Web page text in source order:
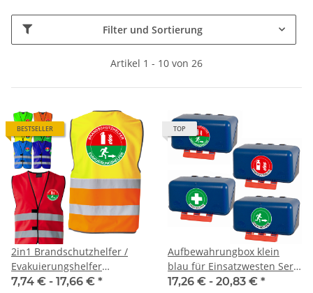
Filter und Sortierung
Artikel 1 - 10 von 26
BESTSELLER
2in1 Brandschutzhelfer /
Evakuierungshelfer
Standard Warnweste Serie
7,74 € - 17,66 € *
TOP
Aufbewahrungbox klein
blau für Einsatzwesten Serie
Berlin
17,26 € - 20,83 € *